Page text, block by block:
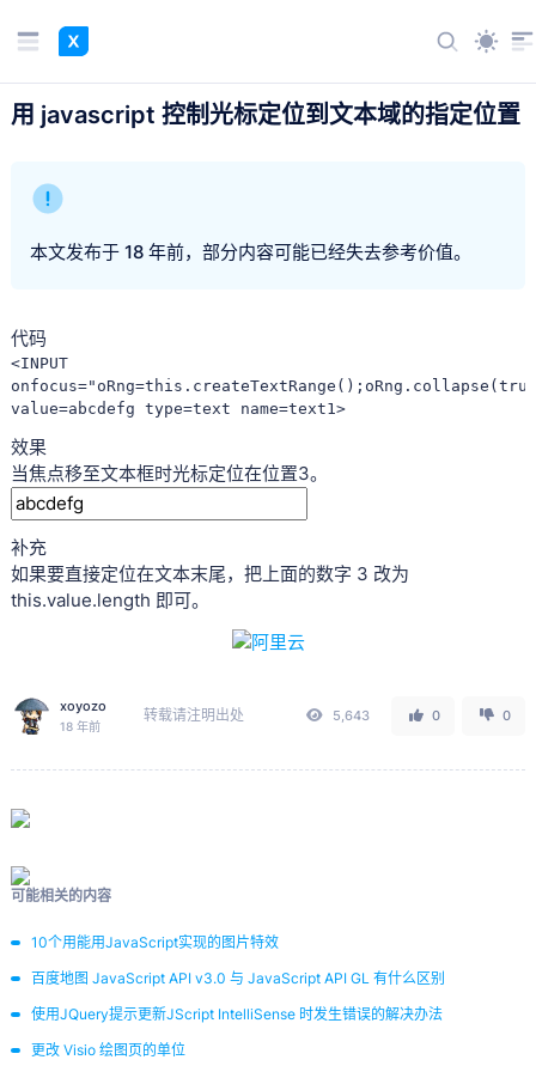
用 javascript 控制光标定位到文本域的指定位置
本文发布于 18 年前，部分内容可能已经失去参考价值。
代码
<INPUT
value=abcdefg type=text name=text1>
效果
当焦点移至文本框时光标定位在位置3。
补充
如果要直接定位在文本末尾，把上面的数字 3 改为
this.value.length 即可。
xoyozo
18 年前
转载请注明出处 5,643 0 0
可能相关的内容
10个用能用JavaScript实现的图片特效
百度地图 JavaScript API v3.0 与 JavaScript API GL 有什么区别
使用JQuery提示更新JScript IntelliSense 时发生错误的解决办法
更改 Visio 绘图页的单位